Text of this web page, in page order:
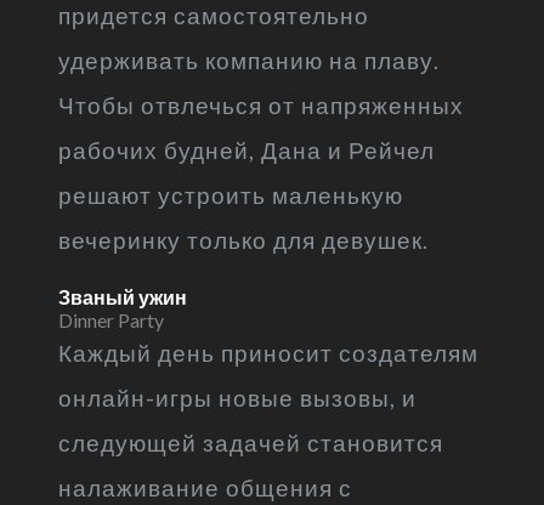
придется самостоятельно
удерживать компанию на плаву.
Чтобы отвлечься от напряженных
рабочих будней, Дана и Рейчел
решают устроить маленькую
вечеринку только для девушек.
Званый ужин
Dinner Party
Каждый день приносит создателям
онлайн-игры новые вызовы, и
следующей задачей становится
налаживание общения с